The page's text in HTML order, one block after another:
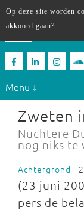
Menu ↓
Zweten
Nuchtere
nog niks te
Achtergrond -
(23 juni
pers de
Op deze site worden
akkoord gaan?